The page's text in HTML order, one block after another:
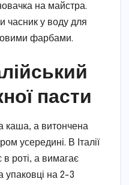
на майстра.
часник у воду для
фарбами.
пасти
каша, а витончена
усередині. В Італії
роті, а вимагає
упаковці на 2-3